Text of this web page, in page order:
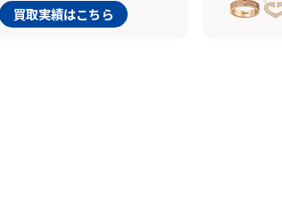
買取実績はこちら